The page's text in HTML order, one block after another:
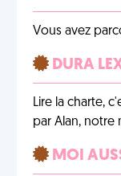
Vous avez
DURA
Lire la charte,
par Alan, notre
MOI